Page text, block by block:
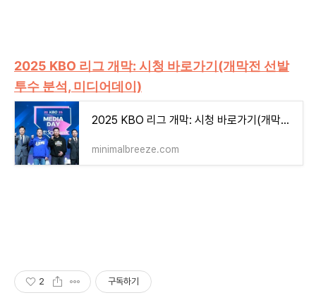
2025 KBO 리그 개막: 시청 바로가기(개막전 선발
투수 분석, 미디어데이)
2025 KBO 리그 개막: 시청 바로가기(개막전 선발 투수 분석, 미디어데이)
minimalbreeze.com
2 구독하기